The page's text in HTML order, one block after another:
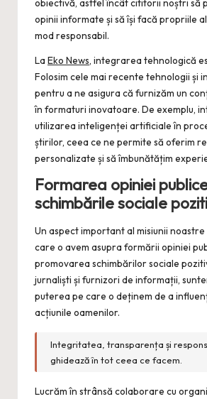
obiectivă, astfel încât cititorii noștri să
opinii informate și să își facă propriile
mod responsabil.
La Eko News, integrarea tehnologică
Folosim cele mai recente tehnologii și
pentru a ne asigura că furnizăm un
în formaturi inovatoare. De exemplu,
utilizarea inteligenței artificiale în
știrilor, ceea ce ne permite să oferim
personalizate și să îmbunătățim
Formarea opiniei
schimbările sociale
Un aspect important al misiunii
care o avem asupra formării opiniei
promovarea schimbărilor sociale
jurnaliști și furnizori de informații,
puterea pe care o deținem de a
acțiunile oamenilor.
Integritatea, transparența și
ghidează în tot ceea ce facem.
Lucrăm în strânsă colaborare cu